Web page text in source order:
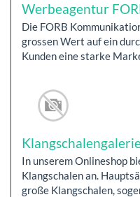
Werbeagentur
Die FORB
grossen Wert auf ein
Kunden eine starke
In unserem Onlineshop
Klangschalen an.
große Klangschalen,